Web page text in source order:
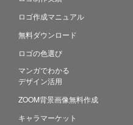
ロゴ作成マニュアル
無料ダウンロード
ロゴの色選び
マンガでわかる
デザイン活用
ZOOM背景画像無料作成
キャラマーケット